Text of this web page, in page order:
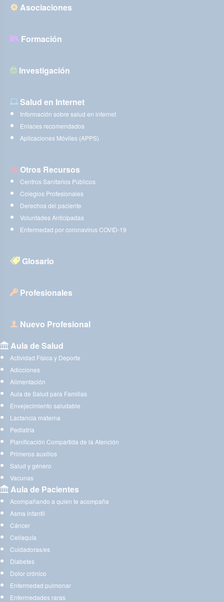
Asociaciones
Formación
Investigación
Salud en Internet
Información sobre salud en internet
Enlaces recomendados
Aplicaciones Móviles (APPS)
Otros Recursos
Centros Sanitarios Públicos
Colegios Profesionales
Derechos del paciente
Voluntades Anticipadas
Enfermedad por coronavirus COVID-19
Glosario
Profesionales
Nuevo Profesional
Aula de Salud
Actividad Física y Deporte
Adicciones
Alimentación
Aula de Salud para Familias
Envejecimiento saludable
Lactancia materna
Pediatría
Planificación Compartida de la Atención
Primeros auxilios
Salud y género
Vacunas
Aula de Pacientes
Acompañando a quien te acompaña
Asma infantil
Cáncer
Celiaquía
Cuidadoras/es
Diabetes
Dolor crónico
Enfermedad pulmonar
Enfermedades raras